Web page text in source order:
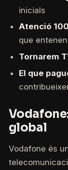
inicials
Atenció
que
Tornarem
El que
global
Vodafone és